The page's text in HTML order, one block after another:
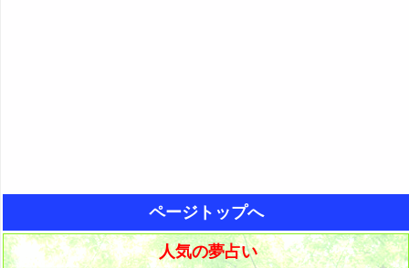
ページトップへ
人気の夢占い